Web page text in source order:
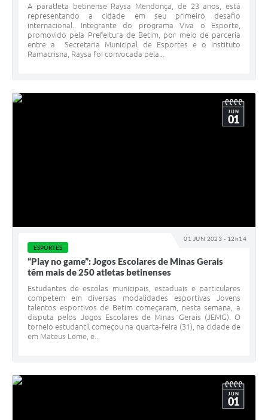
A paratleta betinense Raysa Mendonça, de 23 anos, está
representando a cidade em seu primeiro desafio
internacional. Integrante do programa Viva o Esporte,
promovido pela Prefeitura de Betim, por meio de parceria
entre a Secretaria Municipal de Esportes e o Instituto
Ramacrisna, Raysa foi convocada pela...
01 JUN 2023 - 12h14
JUN
01
ESPORTES
“Play no game”: Jogos Escolares de Minas Gerais
têm mais de 250 atletas betinenses
Estudantes de escolas municipais, estaduais e particulares
competem em diversas modalidades esportivas Jovens
talentos esportivos de Betim começaram, nesta semana, a
disputa pelos Jogos Escolares de Minas Gerais (JEMG). O
torneio estudantil começou na quarta-feira (31), na cidade de
em Mateus Leme, e...
JUN
01